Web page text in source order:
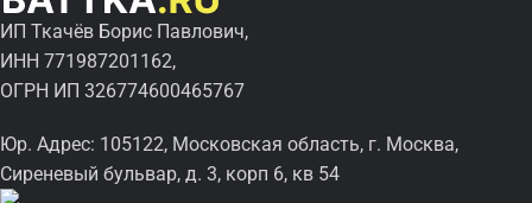
ИП Ткачёв Борис Павлович,
ИНН 771987201162,
ОГРН ИП 326774600465767
Юр. Адрес: 105122, Московская область, г. Москва,
Сиреневый бульвар, д. 3, корп 6, кв 54